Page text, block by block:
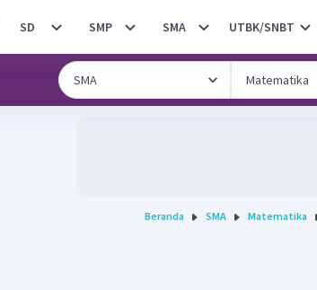
SD SMP SMA UTBK/SNBT
Beranda SMA Matematika